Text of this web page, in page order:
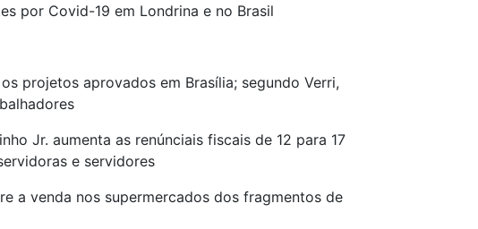
por Covid-19 em Londrina e no Brasil
projetos aprovados em Brasília; segundo Verri,
Jr. aumenta as renúnciais fiscais de 12 para 17
e servidores
a venda nos supermercados dos fragmentos de